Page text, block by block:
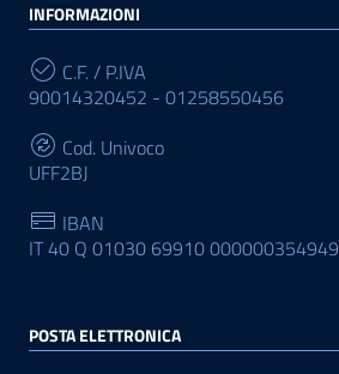
INFORMAZIONI
C.F. / P.IVA
90014320452 - 01258550456
Cod. Univoco
UFF2BJ
IBAN
IT 40 Q 01030 69910 000000354949
POSTA ELETTRONICA